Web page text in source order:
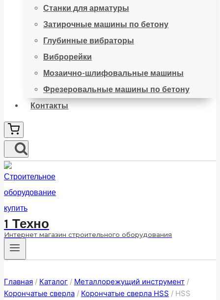
Станки для арматуры
Затирочные машины по бетону
Глубинные вибраторы
Виброрейки
Мозаично-шлифовальные машины
Фрезеровальные машины по бетону
Контакты
1 Техно
Интернет магазин строительного оборудования
Главная / Каталог / Металлорежущий инструмент /
Корончатые сверла / Корончатые сверла HSS / HSS